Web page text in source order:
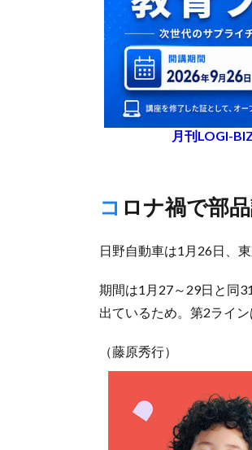
月刊LOGI-
コロナ禍で部
日野自動車は1月26日、
期間は1月27～29日と同
出ているため。第2ライ
（藤原秀行）